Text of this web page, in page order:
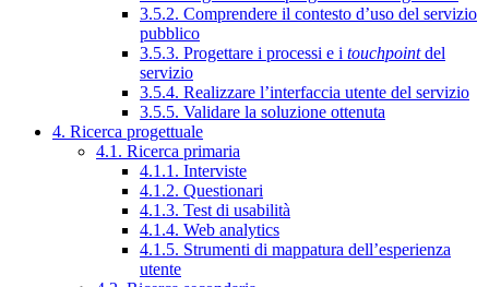
3.5.2. Comprendere il contesto d’uso del servizio
pubblico
3.5.3. Progettare i processi e i touchpointdel
servizio
3.5.4. Realizzare l’interfaccia utente del servizio
3.5.5. Validare la soluzione ottenuta
4. Ricerca progettuale
4.1. Ricerca primaria
4.1.1. Interviste
4.1.2. Questionari
4.1.3. Test di usabilità
4.1.4. Web analytics
4.1.5. Strumenti di mappatura dell’esperienza
utente